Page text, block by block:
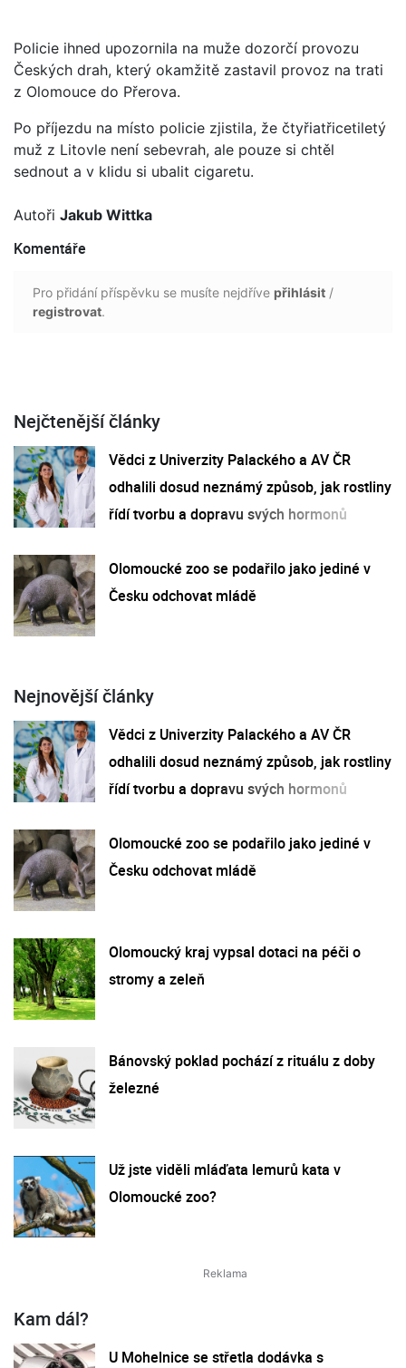
Policie ihned upozornila na muže dozorčí provozu
Českých drah, který okamžitě zastavil provoz na trati
z Olomouce do Přerova.
Po příjezdu na místo policie zjistila, že čtyřiatřicetiletý
muž z Litovle není sebevrah, ale pouze si chtěl
sednout a v klidu si ubalit cigaretu.
Autoři Jakub Wittka
Komentáře
Pro přidání příspěvku se musíte nejdříve přihlásit /
registrovat.
Nejčtenější články
Vědci z Univerzity Palackého a AV ČR
odhalili dosud neznámý způsob, jak rostliny
řídí tvorbu a dopravu svých hormonů
Olomoucké zoo se podařilo jako jediné v
Česku odchovat mládě
Nejnovější články
Vědci z Univerzity Palackého a AV ČR
odhalili dosud neznámý způsob, jak rostliny
řídí tvorbu a dopravu svých hormonů
Olomoucké zoo se podařilo jako jediné v
Česku odchovat mládě
Olomoucký kraj vypsal dotaci na péči o
stromy a zeleň
Bánovský poklad pochází z rituálu z doby
železné
Už jste viděli mláďata lemurů kata v
Olomoucké zoo?
Kam dál?
U Mohelnice se střetla dodávka s